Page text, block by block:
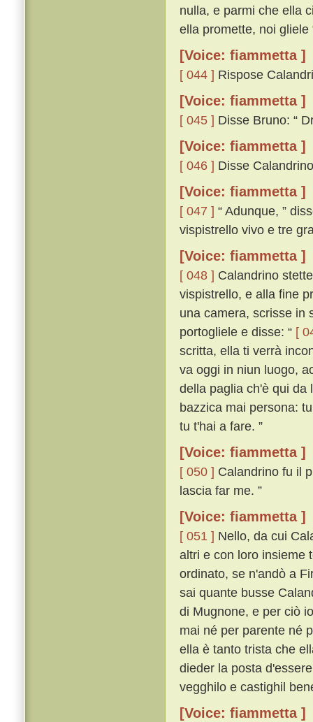
nulla, e parmi che ella
ella promette, noi
[Voice: fiammetta ]
[ 044 ] Rispose
[Voice: fiammetta ]
[ 045 ] Disse Bruno: “
[Voice: fiammetta ]
[ 046 ] Disse
[Voice: fiammetta ]
[ 047 ] “ Adunque, ”
vispistrello vivo e tre
[Voice: fiammetta ]
[ 048 ] Calandrino
vispistrello, e alla fine
una camera, scrisse in
portogliele e disse: “ [
scritta, ella ti verrà
va oggi in niun luogo,
della paglia ch'è qui da
bazzica mai persona:
tu t'hai a fare. ”
[Voice: fiammetta ]
[ 050 ] Calandrino fu il
lascia far me. ”
[Voice: fiammetta ]
[ 051 ] Nello, da cui
altri e con loro insieme
ordinato, se n'andò a
sai quante busse
di Mugnone, e per ciò
mai né per parente né
ella è tanto trista che
dieder la posta
vegghilo e castighil
[Voice: fiammetta ]